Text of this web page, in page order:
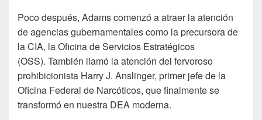
Poco después, Adams comenzó a atraer la atención
de agencias gubernamentales como la precursora de
la CIA, la Oficina de Servicios Estratégicos
(OSS). También llamó la atención del fervoroso
prohibicionista Harry J. Anslinger, primer jefe de la
Oficina Federal de Narcóticos, que finalmente se
transformó en nuestra DEA moderna.